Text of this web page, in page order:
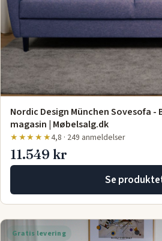
Nordic Design München Sovesofa -
magasin | Møbelsalg.dk
★★★★★4,8 · 249 anmeldelser
11.549 kr
Se
Gratis levering